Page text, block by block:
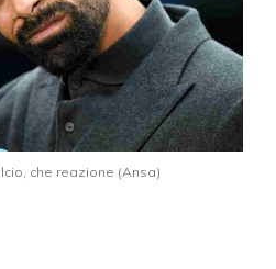
che reazione (Ansa)